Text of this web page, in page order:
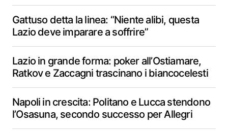
Gattuso detta la linea: “Niente alibi, questa
Lazio deve imparare a soffrire”
Lazio in grande forma: poker all’Ostiamare,
Ratkov e Zaccagni trascinano i biancocelesti
Napoli in crescita: Politano e Lucca stendono
l’Osasuna, secondo successo per Allegri